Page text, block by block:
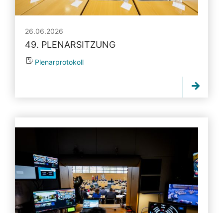
26.06.2026
49. PLENARSITZUNG
Plenarprotokoll